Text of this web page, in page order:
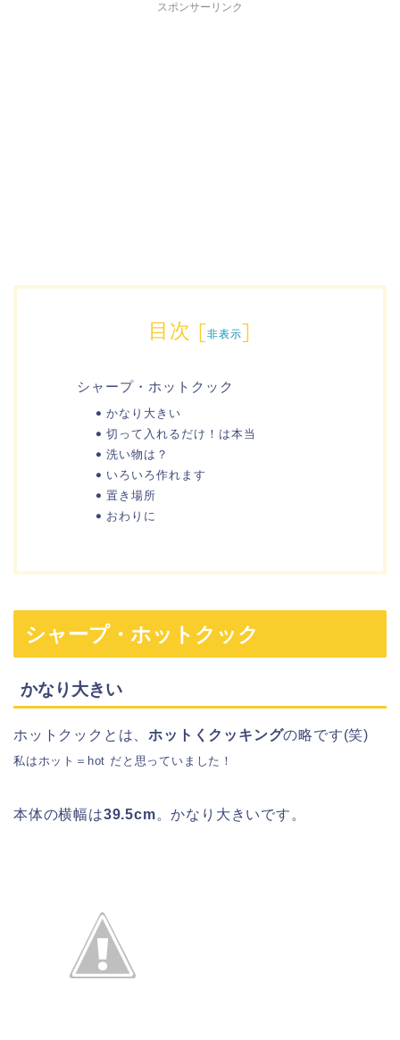
スポンサーリンク
目次 [非表示]
シャープ・ホットクック
かなり大きい
切って入れるだけ！は本当
洗い物は？
いろいろ作れます
置き場所
おわりに
シャープ・ホットクック
かなり大きい
ホットクックとは、ホットくクッキングの略です(笑)
私はホット＝hot だと思っていました！
本体の横幅は39.5cm。かなり大きいです。